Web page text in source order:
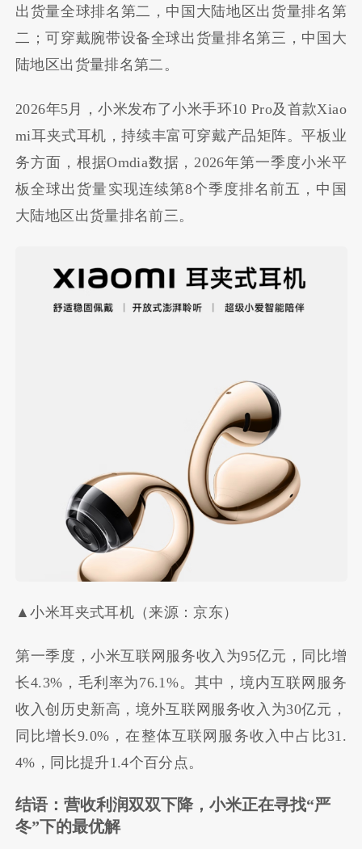
出货量全球排名第二，中国大陆地区出货量排名第
二；可穿戴腕带设备全球出货量排名第三，中国大
陆地区出货量排名第二。
2026年5月，小米发布了小米手环10 Pro及首款Xiao
mi耳夹式耳机，持续丰富可穿戴产品矩阵。平板业
务方面，根据Omdia数据，2026年第一季度小米平
板全球出货量实现连续第8个季度排名前五，中国
大陆地区出货量排名前三。
▲小米耳夹式耳机（来源：京东）
第一季度，小米互联网服务收入为95亿元，同比增
长4.3%，毛利率为76.1%。其中，境内互联网服务
收入创历史新高，境外互联网服务收入为30亿元，
同比增长9.0%，在整体互联网服务收入中占比31.
4%，同比提升1.4个百分点。
结语：营收利润双双下降，小米正在寻找“严
冬”下的最优解